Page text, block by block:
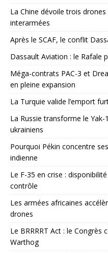
La Chine dévoile trois
interarmées
Après le SCAF, le conflit
Dassault Aviation : le Rafale
Méga-contrats PAC-3 et
en pleine expansion
La Turquie valide l’emport
La Russie transforme le
ukrainiens
Pourquoi Pékin concentre
indienne
Le F-35 en crise :
contrôle
Les armées africaines
drones
Le BRRRRT Act : le Congrès
Warthog